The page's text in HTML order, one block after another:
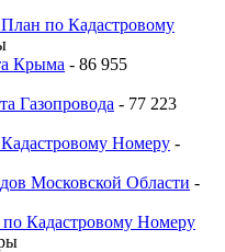
по Кадастровому
Крыма - 86 955
Газопровода - 77 223
Номеру -
Московской Области -
Кадастровому Номеру